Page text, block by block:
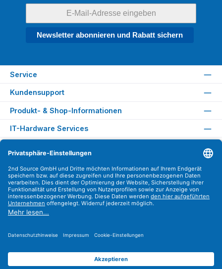
Newsletter abonnieren und Rabatt sichern
Service
Kundensupport
Produkt- & Shop-Informationen
IT-Hardware Services
Versandarten
Zahlungsarten
Sicher Einkaufen
Find us on